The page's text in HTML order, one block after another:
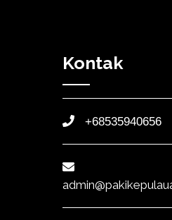
Kontak
+68535940656